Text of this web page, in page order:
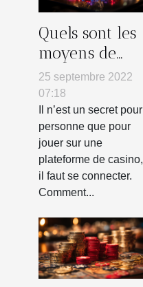
Quels sont les
moyens de
réussir à se
connecter à
une
plateforme de
casino ?
25 septembre 2022
07:18
Il n’est un secret pour
personne que pour
jouer sur une
plateforme de casino,
il faut se connecter.
Comment...